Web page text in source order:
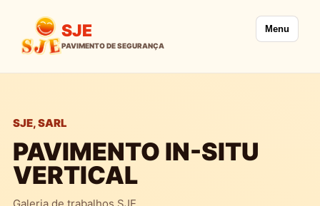
SJE Menu
SJE, SARL
PAVIMENTO IN-SITU
VERTICAL